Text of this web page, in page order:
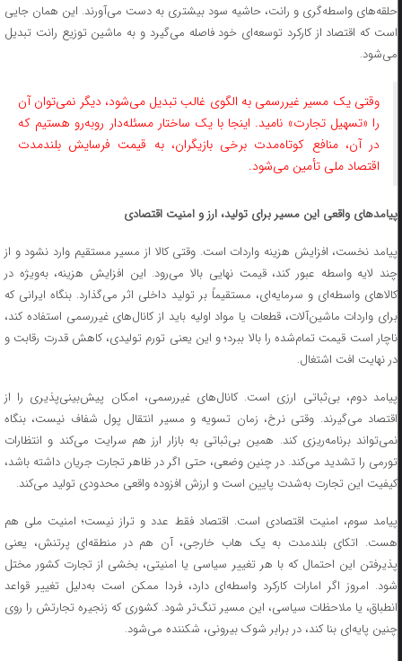
حلقه‌های واسطه‌گری و رانت، حاشیه سود بیشتری به دست می‌آورند. این همان جایی
است که اقتصاد از کارکرد توسعه‌ای خود فاصله می‌گیرد و به ماشین توزیع رانت تبدیل
می‌شود.
وقتی یک مسیر غیررسمی به الگوی غالب تبدیل می‌شود، دیگر نمی‌توان آن
را «تسهیل تجارت» نامید. اینجا با یک ساختار مسئله‌دار روبه‌رو هستیم که
در آن، منافع کوتاه‌مدت برخی بازیگران، به قیمت فرسایش بلندمدت
اقتصاد ملی تأمین می‌شود.
پیامدهای واقعی این مسیر برای تولید، ارز و امنیت اقتصادی
پیامد نخست، افزایش هزینه واردات است. وقتی کالا از مسیر مستقیم وارد نشود و از
چند لایه واسطه عبور کند، قیمت نهایی بالا می‌رود. این افزایش هزینه، به‌ویژه در
کالاهای واسطه‌ای و سرمایه‌ای، مستقیماً بر تولید داخلی اثر می‌گذارد. بنگاه ایرانی که
برای واردات ماشین‌آلات، قطعات یا مواد اولیه باید از کانال‌های غیررسمی استفاده کند،
ناچار است قیمت تمام‌شده را بالا ببرد؛ و این یعنی تورم تولیدی، کاهش قدرت رقابت و
در نهایت افت اشتغال.
پیامد دوم، بی‌ثباتی ارزی است. کانال‌های غیررسمی، امکان پیش‌بینی‌پذیری را از
اقتصاد می‌گیرند. وقتی نرخ، زمان تسویه و مسیر انتقال پول شفاف نیست، بنگاه
نمی‌تواند برنامه‌ریزی کند. همین بی‌ثباتی به بازار ارز هم سرایت می‌کند و انتظارات
تورمی را تشدید می‌کند. در چنین وضعی، حتی اگر در ظاهر تجارت جریان داشته باشد،
کیفیت این تجارت به‌شدت پایین است و ارزش افزوده واقعی محدودی تولید می‌کند.
پیامد سوم، امنیت اقتصادی است. اقتصاد فقط عدد و تراز نیست؛ امنیت ملی هم
هست. اتکای بلندمدت به یک هاب خارجی، آن هم در منطقه‌ای پرتنش، یعنی
پذیرفتن این احتمال که با هر تغییر سیاسی یا امنیتی، بخشی از تجارت کشور مختل
شود. امروز اگر امارات کارکرد واسطه‌ای دارد، فردا ممکن است به‌دلیل تغییر قواعد
انطباق، یا ملاحظات سیاسی، این مسیر تنگ‌تر شود. کشوری که زنجیره تجارتش را روی
چنین پایه‌ای بنا کند، در برابر شوک بیرونی، شکننده می‌شود.